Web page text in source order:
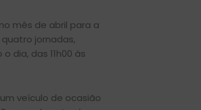
mês de abril para a
jornadas,
dia, das 11h00 às
veículo de ocasião